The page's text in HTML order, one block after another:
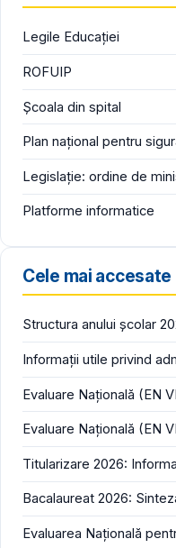
Legile Educației
ROFUIP
Școala din spital
Plan național pentru
Legislație: ordine de
Platforme informatice
Cele mai accesate